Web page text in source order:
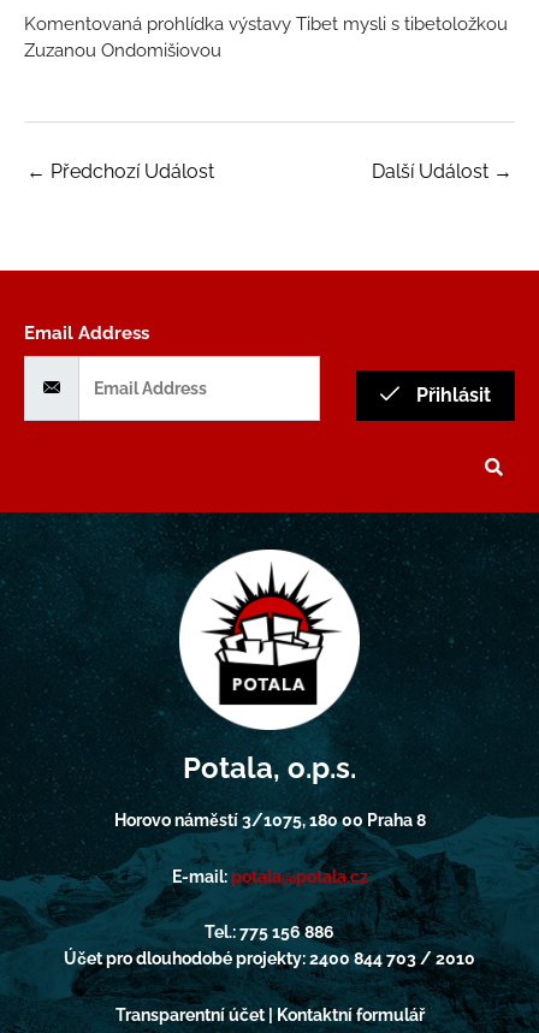
Komentovaná prohlídka výstavy Tibet mysli s tibetoložkou
Zuzanou Ondomišiovou
← Předchozí Událost Další Událost →
Email Address
Přihlásit
Potala, o.p.s.
Horovo náměstí 3/1075, 180 00 Praha 8
E-mail:potala@potala.cz
Tel.: 775 156 886
Účet pro dlouhodobé projekty: 2400 844 703 / 2010
Transparentní účet | Kontaktní formulář